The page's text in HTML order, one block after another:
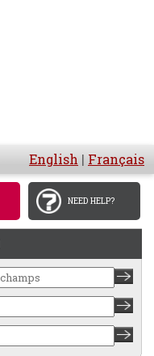
English | Français
NEED HELP?